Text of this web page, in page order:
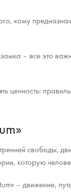
кому
– все это
ценность:
свободы,
которую
– движение,